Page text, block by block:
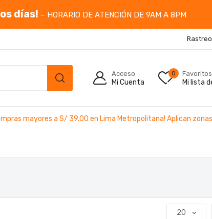
días! – HORARIO DE ATENCIÓN DE 9AM A 8PM
Acceso
Mi Cuenta
0 Favoritos
Mi lista
mayores a S/ 39.00 en Lima Metropolitana! Aplican